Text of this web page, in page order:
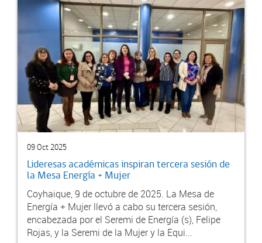
09 Oct 2025
Lideresas académicas inspiran tercera sesión de
la Mesa Energía + Mujer
Coyhaique, 9 de octubre de 2025. La Mesa de
Energía + Mujer llevó a cabo su tercera sesión,
encabezada por el Seremi de Energía (s), Felipe
Rojas, y la Seremi de la Mujer y la Equi...